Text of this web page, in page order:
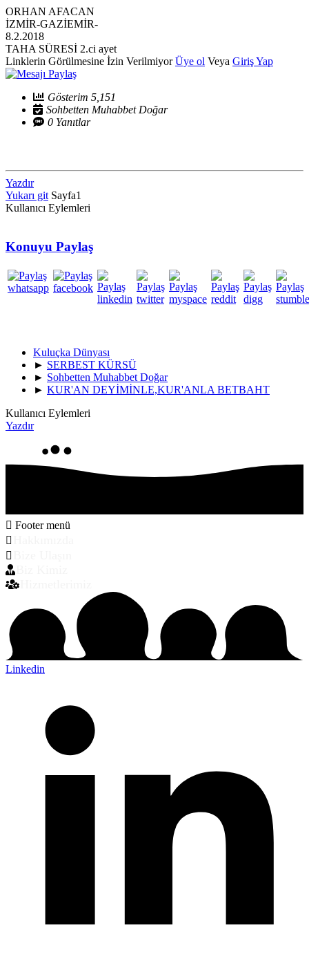
ORHAN AFACAN
İZMİR-GAZİEMİR-
8.2.2018
TAHA SÜRESİ 2.ci ayet
Linklerin Görülmesine İzin VerilmiyorÜye ol Veya Giriş Yap
Gösterim 5,151
Sohbetten Muhabbet Doğar
0 Yanıtlar
Yazdır
Yukarı git Sayfa1
Kullanıcı Eylemleri
Konuyu Paylaş
Kuluçka Dünyası
► SERBEST KÜRSÜ
► Sohbetten Muhabbet Doğar
► KUR'AN DEYİMİNLE,KUR'ANLA BETBAHT
Kullanıcı Eylemleri
Yazdır
Footer menü
Linkedin